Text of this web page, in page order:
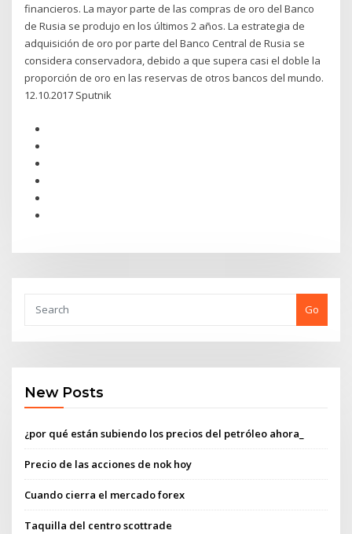
financieros. La mayor parte de las compras de oro del Banco
de Rusia se produjo en los últimos 2 años. La estrategia de
adquisición de oro por parte del Banco Central de Rusia se
considera conservadora, debido a que supera casi el doble la
proporción de oro en las reservas de otros bancos del mundo.
12.10.2017 Sputnik
Go
New Posts
¿por qué están subiendo los precios del petróleo ahora_
Precio de las acciones de nok hoy
Cuando cierra el mercado forex
Taquilla del centro scottrade